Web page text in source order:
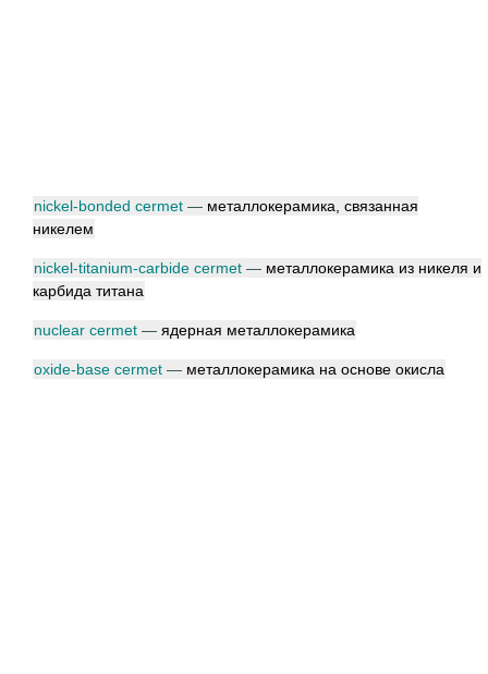
nickel-bonded cermet — металлокерамика, связанная
никелем
nickel-titanium-carbide cermet — металлокерамика из никеля и
карбида титана
nuclear cermet — ядерная металлокерамика
oxide-base cermet — металлокерамика на основе окисла